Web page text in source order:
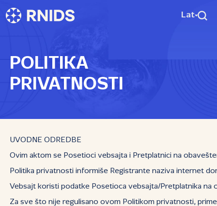
Lat
POLITIKA
PRIVATNOSTI
UVODNE ODREDBE
Ovim aktom se Posetioci vebsajta i Pretplatnici na
Politika privatnosti informiše Registrante naziva internet
Vebsajt koristi podatke Posetioca vebsajta/Pretplatnika
Za sve što nije regulisano ovom Politikom privatnosti,